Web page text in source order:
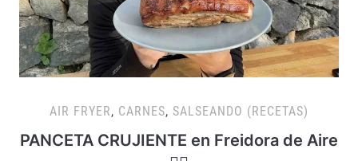
AIR FRYER, CARNES, SALSEANDO (RECETAS)
PANCETA CRUJIENTE en Freidora de Aire